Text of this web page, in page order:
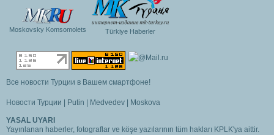
Moskovsky Komsomolets Türkiye Haberler
Все новости Турции в Вашем смартфоне!
Новости Турции | Putin | Medvedev | Moskova
YASAL UYARI
Yayınlanan haberler, fotograflar ve köşe yazılarının tüm hakları KPLK'ya aittir.